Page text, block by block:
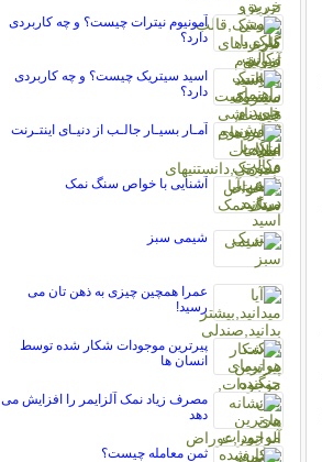
آمونیوم نیترات چیست؟ و چه کاربردی
دارد؟
اسید سیتریک چیست؟ و چه کاربردی
دارد؟
آمـار بسیـار جالـب از دنیـای اینتـرنت
آشنایی با خواص سنگ نمک
شیمی سبز
عمرا همچین چیزی به ذهن تان می
رسید!
پیرترین موجودات شکار شده توسط
انسان ها
مصرف زیاد نمک آلزایمر را افزایش می
دهد
ثمن معامله چیست؟